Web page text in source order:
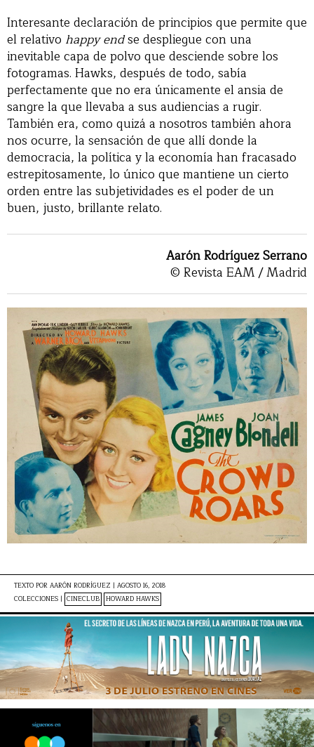
Interesante declaración de principios que permite que
el relativo happy endse despliegue con una
inevitable capa de polvo que desciende sobre los
fotogramas. Hawks, después de todo, sabía
perfectamente que no era únicamente el ansia de
sangre la que llevaba a sus audiencias a rugir.
También era, como quizá a nosotros también ahora
nos ocurre, la sensación de que allí donde la
democracia, la política y la economía han fracasado
estrepitosamente, lo único que mantiene un cierto
orden entre las subjetividades es el poder de un
buen, justo, brillante relato.
Aarón Rodríguez Serrano
© Revista EAM / Madrid
TEXTO POR AARÓN RODRÍGUEZ | AGOSTO 16, 2018
COLECCIONES | CINECLUB HOWARD HAWKS